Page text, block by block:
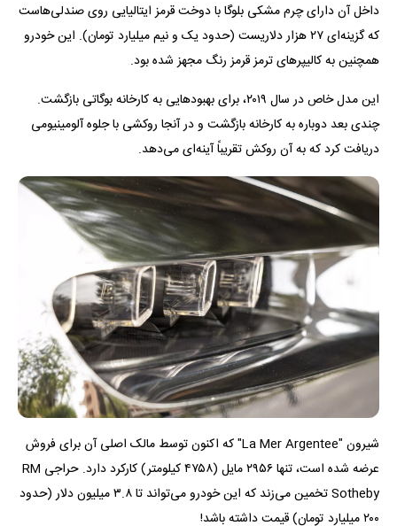
داخل آن دارای چرم مشکی بلوگا با دوخت قرمز ایتالیایی روی صندلی‌هاست
که گزینه‌ای ۲۷ هزار دلاریست (حدود یک و نیم میلیارد تومان). این خودرو
همچنین به کالیپر‌های ترمز قرمز رنگ مجهز شده بود.
این مدل خاص در سال ۲۰۱۹، برای بهبود‌هایی به کارخانه بوگاتی بازگشت.
چندی بعد دوباره به کارخانه بازگشت و در آنجا روکشی با جلوه آلومینیومی
دریافت کرد که به آن روکش تقریباً آینه‌ای می‌دهد.
شیرون "La Mer Argentee" که اکنون توسط مالک اصلی آن برای فروش
عرضه شده است، تنها ۲۹۵۶ مایل (۴۷۵۸ کیلومتر) کارکرد دارد. حراجی RM
Sotheby تخمین می‌زند که این خودرو می‌تواند تا ۳.۸ میلیون دلار (حدود
۲۰۰ میلیارد تومان) قیمت داشته باشد!